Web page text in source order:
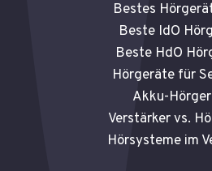
Bestes
Beste IdO
Beste HdO
Hörgeräte für
Akku-
Verstärker vs.
Hörsysteme im